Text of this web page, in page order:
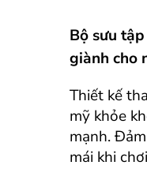
Bộ sưu
giành cho
Thiết kế
mỹ khỏe
mạnh.
mái khi